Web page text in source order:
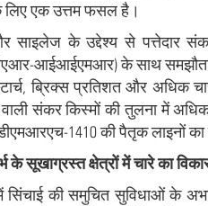
एक उत्तम फसल है।
साइलेज के उद्देश्य से पत्तेदार
आईआईएमआर) के साथ समझौता
ब्रिक्स प्रतिशत और अधिक
संकर किस्मों की तुलना में
1410 की पैतृक लाइनों का
के सूखाग्रस्त क्षेत्रों में चारे का
में सिंचाई की समुचित सुविधाओं के